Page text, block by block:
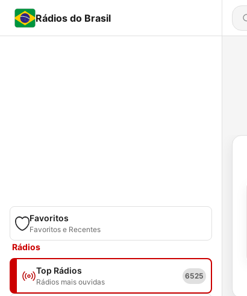
Rádios do Brasil
Favoritos
Favoritos e Recentes
Rádios
Top Rádios
Rádios mais ouvidas
6525